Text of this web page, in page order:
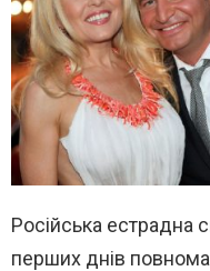
Російська естрадна
перших днів